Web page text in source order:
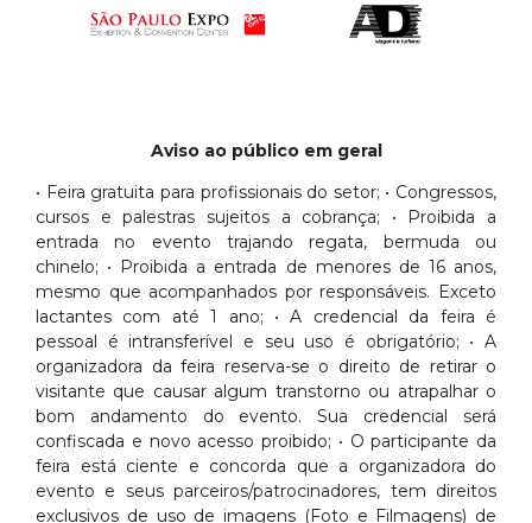
Aviso ao público em geral
• Feira gratuita para profissionais do setor; • Congressos,
cursos e palestras sujeitos a cobrança; • Proibida a
entrada no evento trajando regata, bermuda ou
chinelo; • Proibida a entrada de menores de 16 anos,
mesmo que acompanhados por responsáveis. Exceto
lactantes com até 1 ano; • A credencial da feira é
pessoal é intransferível e seu uso é obrigatório; • A
organizadora da feira reserva-se o direito de retirar o
visitante que causar algum transtorno ou atrapalhar o
bom andamento do evento. Sua credencial será
confiscada e novo acesso proibido; • O participante da
feira está ciente e concorda que a organizadora do
evento e seus parceiros/patrocinadores, tem direitos
exclusivos de uso de imagens (Foto e Filmagens) de